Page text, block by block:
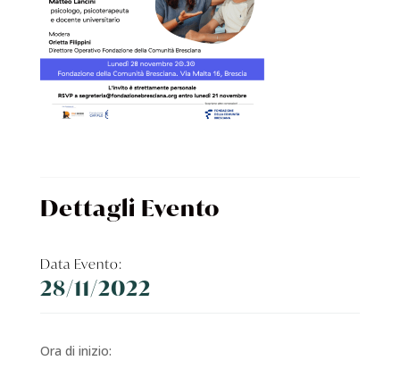
Dettagli Evento
Data Evento:
28/11/2022
Ora di inizio: